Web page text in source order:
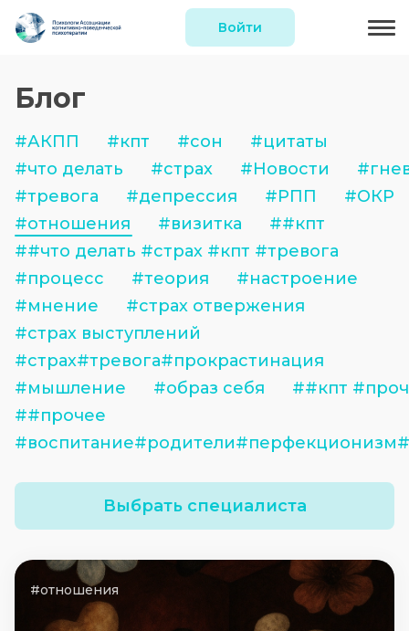
Войти
Блог
#АКПП #кпт #сон
#цитаты
#что делать
#страх #Новости
#тревога
#депрессия #РПП
#ОКР
#отношения
#визитка
##кпт
##что делать #страх #кпт #тревога
#процесс
#теория
#настроение
#мнение
#страх отвержения
#страх выступлений
#страх#тревога#прокрастинация
#мышление
#образ себя
##кпт
##прочее
Выбрать специалиста
#отношения